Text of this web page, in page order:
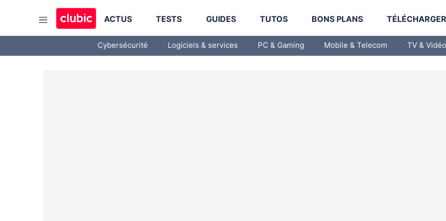
ACTUS TESTS GUIDES TUTOS BONS PLANS
Cybersécurité Logiciels & services PC & Gaming Mobile & Telecom TV & Vidéo